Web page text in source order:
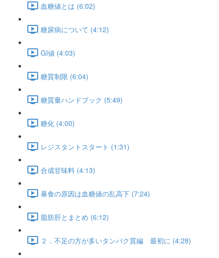
血糖値とは (6:02)
糖尿病について (4:12)
GI値 (4:03)
糖質制限 (6:04)
糖質量ハンドブック (5:49)
糖化 (4:00)
レジスタントスタート (1:31)
合成甘味料 (4:13)
暴食の原因は血糖値の乱高下 (7:24)
脂肪肝とまとめ (6:12)
２．不足の方が多いタンパク質編 最初に (4:28)